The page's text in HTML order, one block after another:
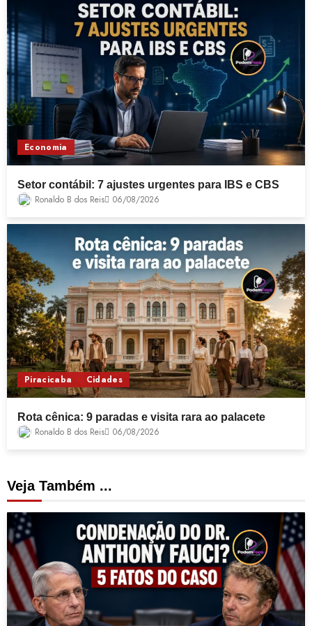
Economia
Setor contábil: 7 ajustes urgentes para IBS e CBS
Ronaldo B dos Reis 06/08/2026
Piracicaba Cidades
Rota cênica: 9 paradas e visita rara ao palacete
Ronaldo B dos Reis 06/08/2026
Veja Também ...